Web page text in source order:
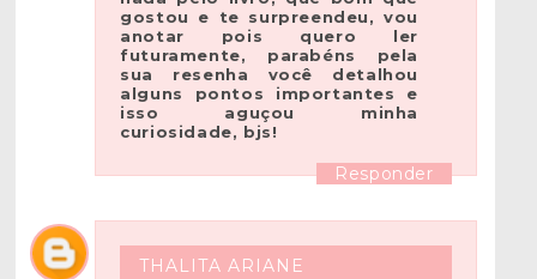
gostou e te surpreendeu, vou
anotar pois quero ler
futuramente, parabéns pela
sua resenha você detalhou
alguns pontos importantes e
isso aguçou minha
curiosidade, bjs!
Responder
THALITA ARIANE